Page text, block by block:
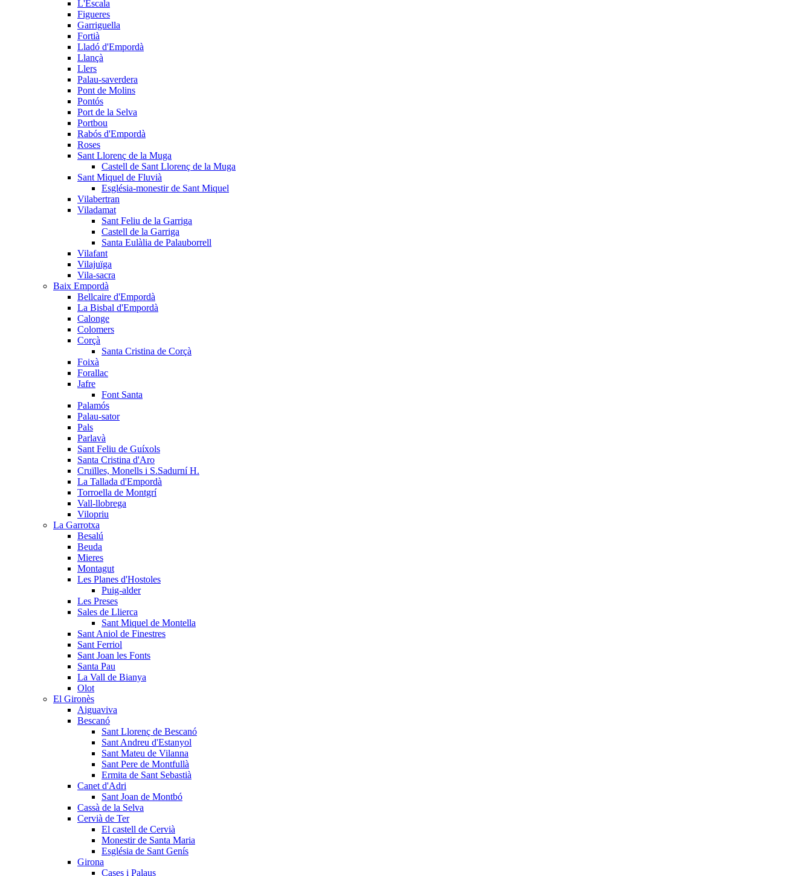
L'Escala
Figueres
Garriguella
Fortià
Lladó d'Empordà
Llançà
Llers
Palau-saverdera
Pont de Molins
Pontós
Port de la Selva
Portbou
Rabós d'Empordà
Roses
Sant Llorenç de la Muga
Castell de Sant Llorenç de la Muga
Sant Miquel de Fluvià
Església-monestir de Sant Miquel
Vilabertran
Viladamat
Sant Feliu de la Garriga
Castell de la Garriga
Santa Eulàlia de Palauborrell
Vilafant
Vilajuïga
Vila-sacra
Baix Empordà
Bellcaire d'Empordà
La Bisbal d'Empordà
Calonge
Colomers
Corçà
Santa Cristina de Corçà
Foixà
Forallac
Jafre
Font Santa
Palamós
Palau-sator
Pals
Parlavà
Sant Feliu de Guíxols
Santa Cristina d'Aro
Cruïlles, Monells i S.Sadurní H.
La Tallada d'Empordà
Torroella de Montgrí
Vall-llobrega
Vilopriu
La Garrotxa
Besalú
Beuda
Mieres
Montagut
Les Planes d'Hostoles
Puig-alder
Les Preses
Sales de Llierca
Sant Miquel de Montella
Sant Aniol de Finestres
Sant Ferriol
Sant Joan les Fonts
Santa Pau
La Vall de Bianya
Olot
El Gironès
Aiguaviva
Bescanó
Sant Llorenç de Bescanó
Sant Andreu d'Estanyol
Sant Mateu de Vilanna
Sant Pere de Montfullà
Ermita de Sant Sebastià
Canet d'Adri
Sant Joan de Montbó
Cassà de la Selva
Cervià de Ter
El castell de Cervià
Monestir de Santa Maria
Església de Sant Genís
Girona
Cases i Palaus